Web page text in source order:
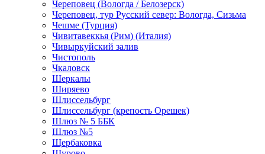
Череповец (Вологда / Белозерск)
Череповец, тур Русский север: Вологда, Сизьма
Чешме (Турция)
Чивитавеккья (Рим) (Италия)
Чивыркуйский залив
Чистополь
Чкаловск
Шеркалы
Ширяево
Шлиссельбург
Шлиссельбург (крепость Орешек)
Шлюз № 5 ББК
Шлюз №5
Щербаковка